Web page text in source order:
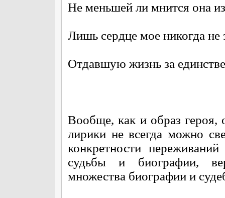
Не меньшей ли мнится она
Лишь сердце мое никогда не
Отдавшую жизнь за
Вообще, как и образ героя,
лирики не всегда можно
конкретности
судьбы и биографии,
множества биографии и